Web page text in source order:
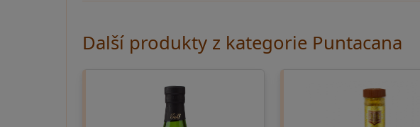
Další produkty z kategorie Puntacana